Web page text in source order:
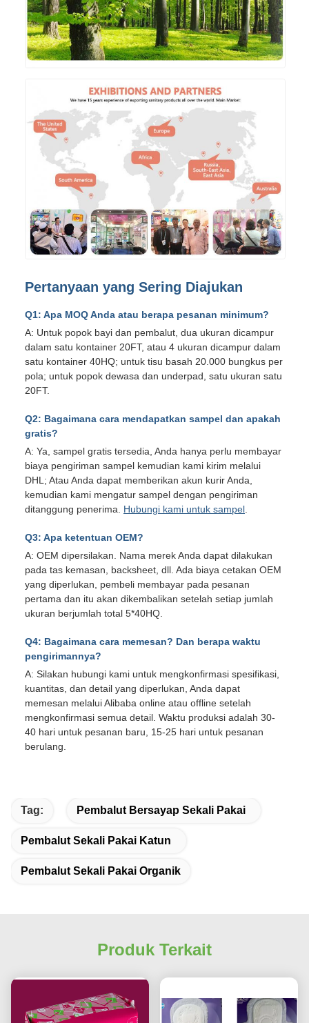
Pertanyaan yang Sering Diajukan
Q1: Apa MOQ Anda atau berapa pesanan minimum?
A: Untuk popok bayi dan pembalut, dua ukuran dicampur
dalam satu kontainer 20FT, atau 4 ukuran dicampur dalam
satu kontainer 40HQ; untuk tisu basah 20.000 bungkus per
pola; untuk popok dewasa dan underpad, satu ukuran satu
20FT.
Q2: Bagaimana cara mendapatkan sampel dan apakah
gratis?
A: Ya, sampel gratis tersedia, Anda hanya perlu membayar
biaya pengiriman sampel kemudian kami kirim melalui
DHL; Atau Anda dapat memberikan akun kurir Anda,
kemudian kami mengatur sampel dengan pengiriman
ditanggung penerima. Hubungi kami untuk sampel
Q3: Apa ketentuan OEM?
A: OEM dipersilakan. Nama merek Anda dapat dilakukan
pada tas kemasan, backsheet, dll. Ada biaya cetakan OEM
yang diperlukan, pembeli membayar pada pesanan
pertama dan itu akan dikembalikan setelah setiap jumlah
ukuran berjumlah total 5*40HQ.
Q4: Bagaimana cara memesan? Dan berapa waktu
pengirimannya?
A: Silakan hubungi kami untuk mengkonfirmasi spesifikasi,
kuantitas, dan detail yang diperlukan, Anda dapat
memesan melalui Alibaba online atau offline setelah
mengkonfirmasi semua detail. Waktu produksi adalah 30-
40 hari untuk pesanan baru, 15-25 hari untuk pesanan
berulang.
Tag: Pembalut Bersayap Sekali Pakai
Pembalut Sekali Pakai Katun
Pembalut Sekali Pakai Organik
Produk Terkait